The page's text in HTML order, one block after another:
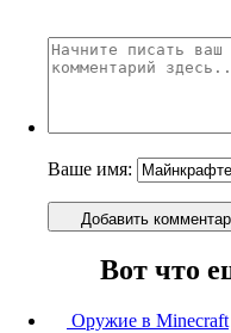
Ваше имя:
Добавить
Вот что
Оружие в Minecraft